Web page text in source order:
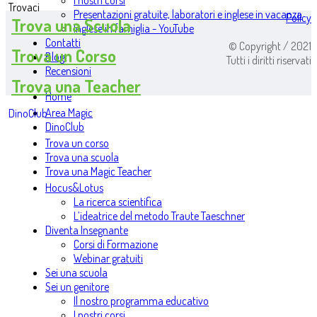
Presentazioni gratuite, laboratori e inglese in vacanza
Inglese in famiglia - YouTube
Contatti
Blog
Recensioni
Home
Area Magic
DinoClub
Trova un corso
Trova una scuola
Trova una Magic Teacher
Hocus&Lotus
La ricerca scientifica
L’ideatrice del metodo Traute Taeschner
Diventa Insegnante
Corsi di Formazione
Webinar gratuiti
Sei una scuola
Sei un genitore
Il nostro programma educativo
Trovaci
Trova una Scuola
Trova un Corso
Trova una Teacher
DinoClub
Policy
© Copyright / 2021
Tutti i diritti riservati